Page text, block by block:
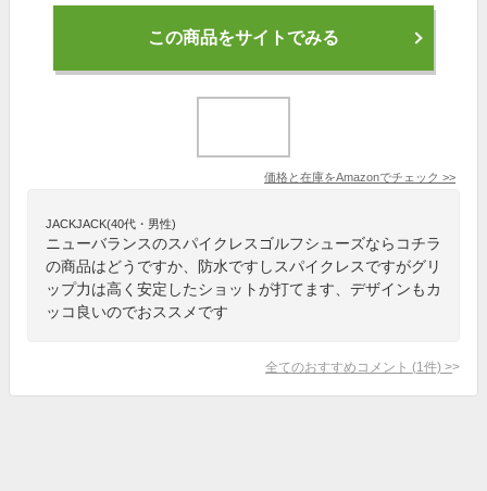
この商品をサイトでみる
価格と在庫をAmazonでチェック >>
JACKJACK(40代・男性)
ニューバランスのスパイクレスゴルフシューズならコチラ
の商品はどうですか、防水ですしスパイクレスですがグリ
ップ力は高く安定したショットが打てます、デザインもカ
ッコ良いのでおススメです
全てのおすすめコメント (1 件) >